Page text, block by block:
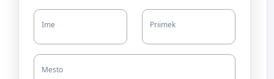
Ime Priimek
Mesto